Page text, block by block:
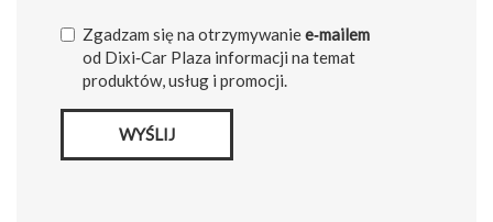
Zgadzam się na otrzymywaniee‑mailem
od Dixi‑Car Plaza informacji na temat
produktów, usług i promocji.
WYŚLIJ